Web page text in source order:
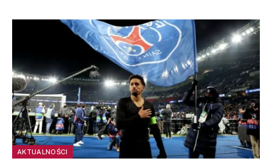
AKTUALNOŚCI